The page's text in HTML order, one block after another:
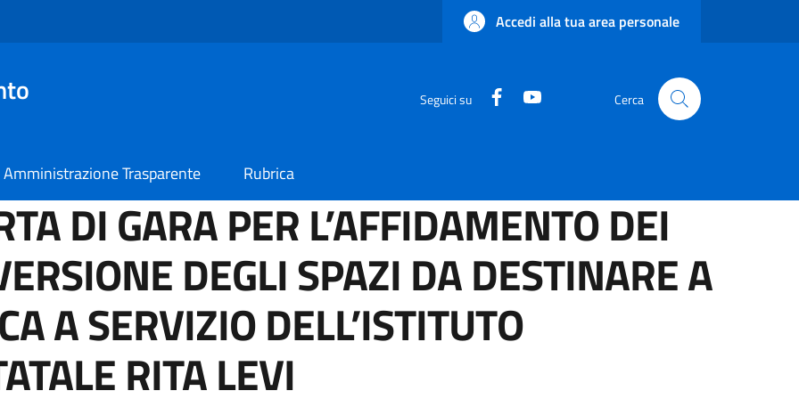
Accedi alla tua area personale
Seguici su Facebook Cerca
Amministrazione Trasparente Rubrica
DI GARA PER L’AFFIDAMENTO DEI
DEGLI SPAZI DA DESTINARE A
A SERVIZIO DELL’ISTITUTO
RITA LEVI